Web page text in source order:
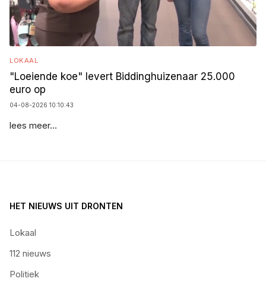
LOKAAL
"Loeiende koe" levert Biddinghuizenaar 25.000
euro op
04-08-2026 10:10:43
lees meer...
HET NIEUWS UIT DRONTEN
Lokaal
112 nieuws
Politiek